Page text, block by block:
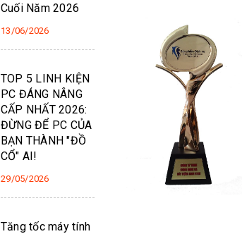
Cuối Năm 2026
13/06/2026
TOP 5 LINH KIỆN
PC ĐÁNG NÂNG
CẤP NHẤT 2026:
ĐỪNG ĐỂ PC CỦA
BẠN THÀNH "ĐỒ
CỔ" AI!
29/05/2026
Tăng tốc máy tính